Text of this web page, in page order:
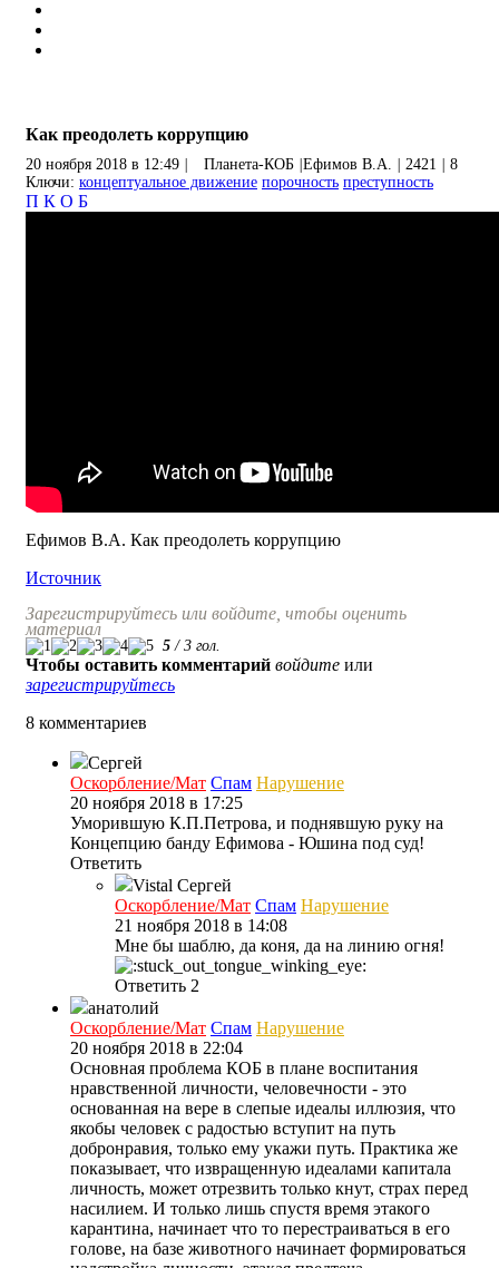
Как преодолеть коррупцию
20 ноября 2018 в 12:49 Планета-КОБ Ефимов В.А. 2421
8
Ключи: концептуальное движение порочность преступность
П К О Б
Ефимов В.А. Как преодолеть коррупцию
Источник
Зарегистрируйтесь или войдите, чтобы оценить
материал
5 / 3 гол.
Чтобы оставить комментарий войдите или
зарегистрируйтесь
8 комментариев
Сергей
Оскорбление/Мат Спам Нарушение
20 ноября 2018 в 17:25
Уморившую К.П.Петрова, и поднявшую руку на
Концепцию банду Ефимова - Юшина под суд!
Ответить
Vistal Сергей
Оскорбление/Мат Спам Нарушение
21 ноября 2018 в 14:08
Мне бы шаблю, да коня, да на линию огня!
Ответить 2
анатолий
Оскорбление/Мат Спам Нарушение
20 ноября 2018 в 22:04
Основная проблема КОБ в плане воспитания
нравственной личности, человечности - это
основанная на вере в слепые идеалы иллюзия, что
якобы человек с радостью вступит на путь
добронравия, только ему укажи путь. Практика же
показывает, что извращенную идеалами капитала
личность, может отрезвить только кнут, страх перед
насилием. И только лишь спустя время этакого
карантина, начинает что то перестраиваться в его
голове, на базе животного начинает формироваться